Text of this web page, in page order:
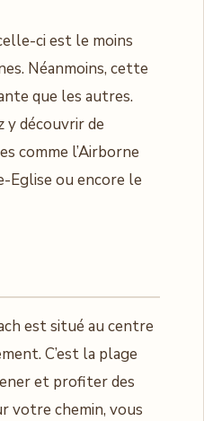
ci est le moins
Néanmoins, cette
que les autres.
y découvrir de
comme l’Airborne
Eglise ou encore le
est situé au centre
C’est la plage
et profiter des
votre chemin, vous